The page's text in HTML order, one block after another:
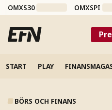
OMXS30 OMXSPI
START PLAY
BÖRS OCH FINANS